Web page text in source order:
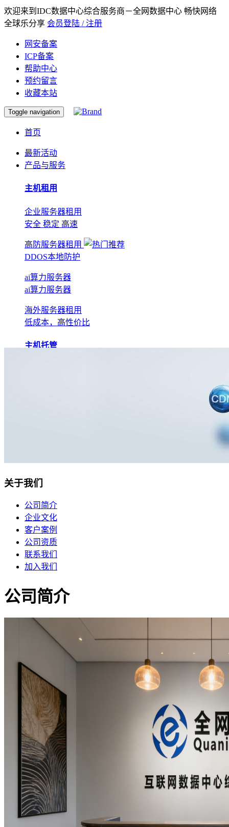
欢迎来到IDC数据中心综合服务商－全网数据中心 畅快网络
全球乐分享 会员登陆 / 注册
网安备案
ICP备案
帮助中心
预约留言
收藏本站
Toggle navigation
首页
最新活动
产品与服务
主机租用
企业服务器租用
安全 稳定 高速
高防服务器租用
DDOS本地防护
ai算力服务器
ai算力服务器
海外服务器租用
低成本，高性价比
主机托管
贴心的服务
机柜租用
BGP机柜租用
自建T4级别数据中心
双线机柜租用
电信联通双线数据中心
电信机柜租用
电信直营数据中心
移动机柜租用
移动T4级数据中心
企业邮局
权威安全认证
数据备份
快照备份灵活多变
SSL证书
确保信息的安全性
专线上网
企业专线上网
云计算
关于我们
公司简介
企业文化
客户案例
公司资质
联系我们
加入我们
公司简介